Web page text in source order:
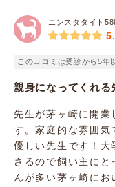
エンスタタイト
この口コミは受診から5年
親身になってくれる
先生が茅ヶ崎に開業
す。家庭的な雰囲気
優しい先生です！大
さるので飼い主にと
んが多い茅ヶ崎にお